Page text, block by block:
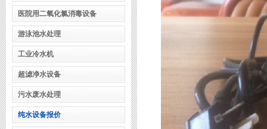
医院用二氧化氯消毒设备
游泳池水处理
工业冷水机
超滤净水设备
污水废水处理
纯水设备报价